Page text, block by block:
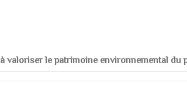
le patrimoine environnemental du